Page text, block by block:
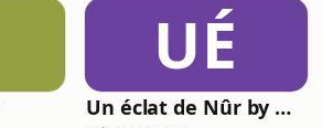
UÉ
Un éclat de Nûr by Nûr Al-Qalam